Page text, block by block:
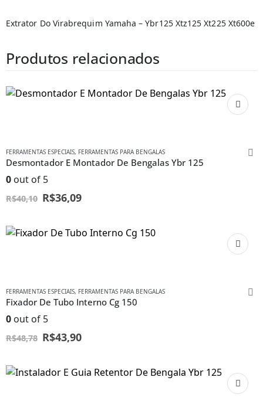
Extrator Do Virabrequim Yamaha – Ybr125 Xtz125 Xt225 Xt600e
Produtos relacionados
FERRAMENTAS ESPECIAIS, FERRAMENTAS PARA BENGALAS
Desmontador E Montador De Bengalas Ybr 125
0 out of 5
R$40,10 R$36,09
FERRAMENTAS ESPECIAIS, FERRAMENTAS PARA BENGALAS
Fixador De Tubo Interno Cg 150
0 out of 5
R$48,78 R$43,90